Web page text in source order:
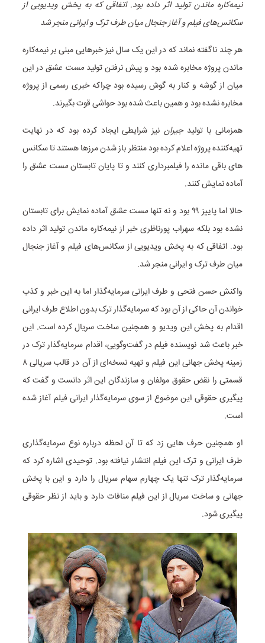
نیمه‌کاره ماندن تولید اثر داده بود. اتفاقی که به پخش ویدیویی از
سکانس‌های فیلم و آغاز جنجال میان طرف ترک و ایرانی منجر شد
هر چند ناگفته نماند که در این یک سال نیز خبرهایی مبنی بر نیمه‌کاره
ماندن پروژه مخابره شده بود و پیش نرفتن تولیدمست عشقدر این
میان از گوشه و کنار به گوش رسیده بود چراکه خبری رسمی از پروژه
مخابره نشده بود و همین باعث شده بود حواشی قوت بگیرند.
همزمانی با تولیدجیران نیز شرایطی ایجاد کرده بود که در نهایت
تهیه‌کننده پروژه اعلام کرده بود منتظر باز شدن مرزها هستند تا سکانس
های باقی مانده را فیلمبرداری کنند و تا پایان تابستانمست عشقرا
آماده نمایش کنند.
حالا اما پاییز ۹۹ بود و نه تنها
مست عشقآماده نمایش برای تابستان
نشده بود بلکه سهراب پورناظری خبر از نیمه‌کاره ماندن تولید اثر داده
بود. اتفاقی که به پخش ویدیویی از سکانس‌های فیلم و آغاز جنجال
میان طرف ترک و ایرانی منجر شد.
واکنش حسن فتحی و طرف ایرانی سرمایه‌گذار اما به این خبر و کذب
خواندن آن حاکی از آن بود که سرمایه‌گذار ترک بدون اطلاع طرف ایرانی
اقدام به پخش این ویدیو و همچنین ساخت سریال کرده است. این
خبر باعث شد نویسنده فیلم در گفت‌وگویی، اقدام سرمایه‌گذار ترک در
زمینه پخش جهانی این فیلم و تهیه نسخه‌ای از آن در قالب سریالی ۸
قسمتی را نقض حقوق مولفان و سازندگان این اثر دانست و گفت که
پیگیری حقوقی این موضوع از سوی سرمایه‌گذار ایرانی فیلم آغاز شده
است.
او همچنین حرف هایی زد که تا آن لحظه درباره نوع سرمایه‌گذاری
طرف ایرانی و ترک این فیلم انتشار نیافته بود. توحیدی اشاره کرد که
سرمایه‌گذار ترک تنها یک چهارم سهام سریال را دارد و این با پخش
جهانی و ساخت سریال از این فیلم منافات دارد و باید از نظر حقوقی
پیگیری شود.